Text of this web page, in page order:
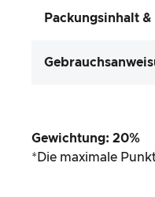
Packungsinhalt
Gewichtung: 20%
*Die maximale